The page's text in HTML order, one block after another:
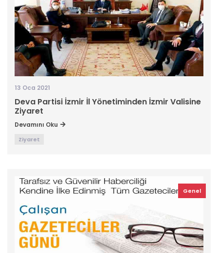
13 Oca 2021
Deva Partisi İzmir İl Yönetiminden İzmir Valisine
Ziyaret
Devamını Oku
Ziyaret
Genel